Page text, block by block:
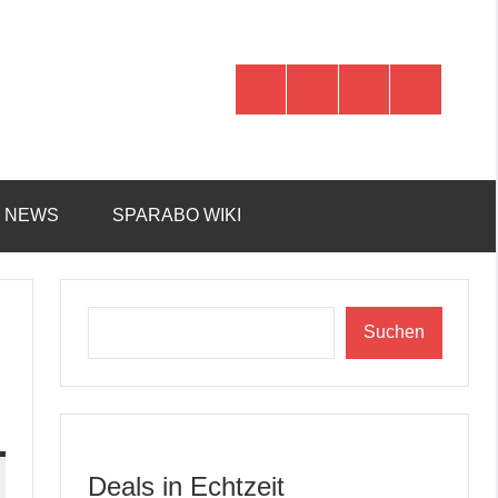
NEWS SPARABO WIKI
Suchen
Deals in Echtzeit